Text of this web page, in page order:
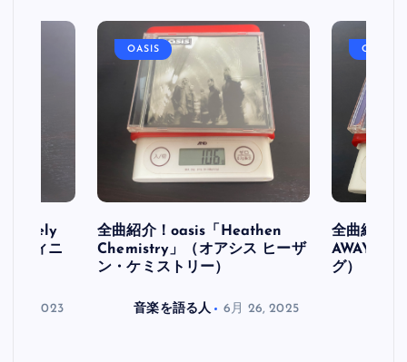
フィニ
30, 2023
OASIS
全曲紹介！oasis「Heathen
Chemistry」（オアシス ヒーザ
ン・ケミストリー）
音楽を語る人 6月 26, 2025
OASIS
全曲紹介
AWAY」
グ）